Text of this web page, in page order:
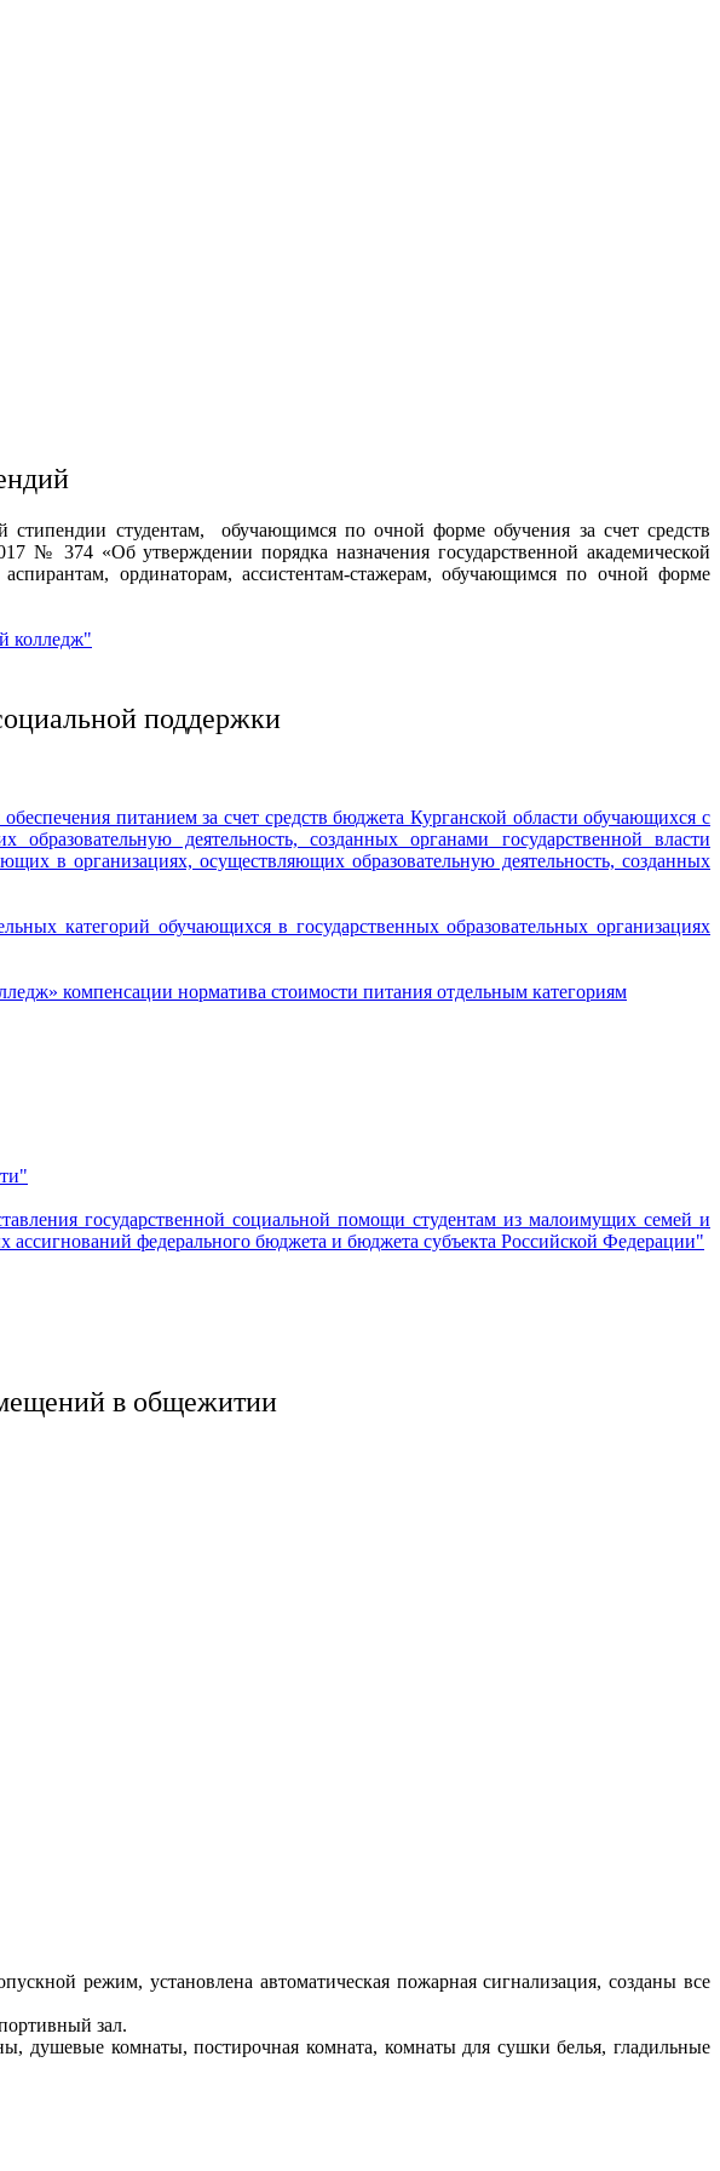
стипендии студентам, обучающимся по очной форме обучения за счет средств
№ 374 «Об утверждении порядка назначения государственной академической
ординаторам, ассистентам-стажерам, обучающимся по очной форме
колледж"
поддержки
питанием за счет средств бюджета Курганской области обучающихся с
деятельность, созданных органами государственной власти
в организациях, осуществляющих образовательную деятельность, созданных
категорий обучающихся в государственных образовательных организациях
компенсации норматива стоимости питания отдельным категориям
государственной социальной помощи студентам из малоимущих семей и
федерального бюджета и бюджета субъекта Российской Федерации"
в общежитии
режим, установлена автоматическая пожарная сигнализация, созданы все
зал.
комнаты, постирочная комната, комнаты для сушки белья, гладильные